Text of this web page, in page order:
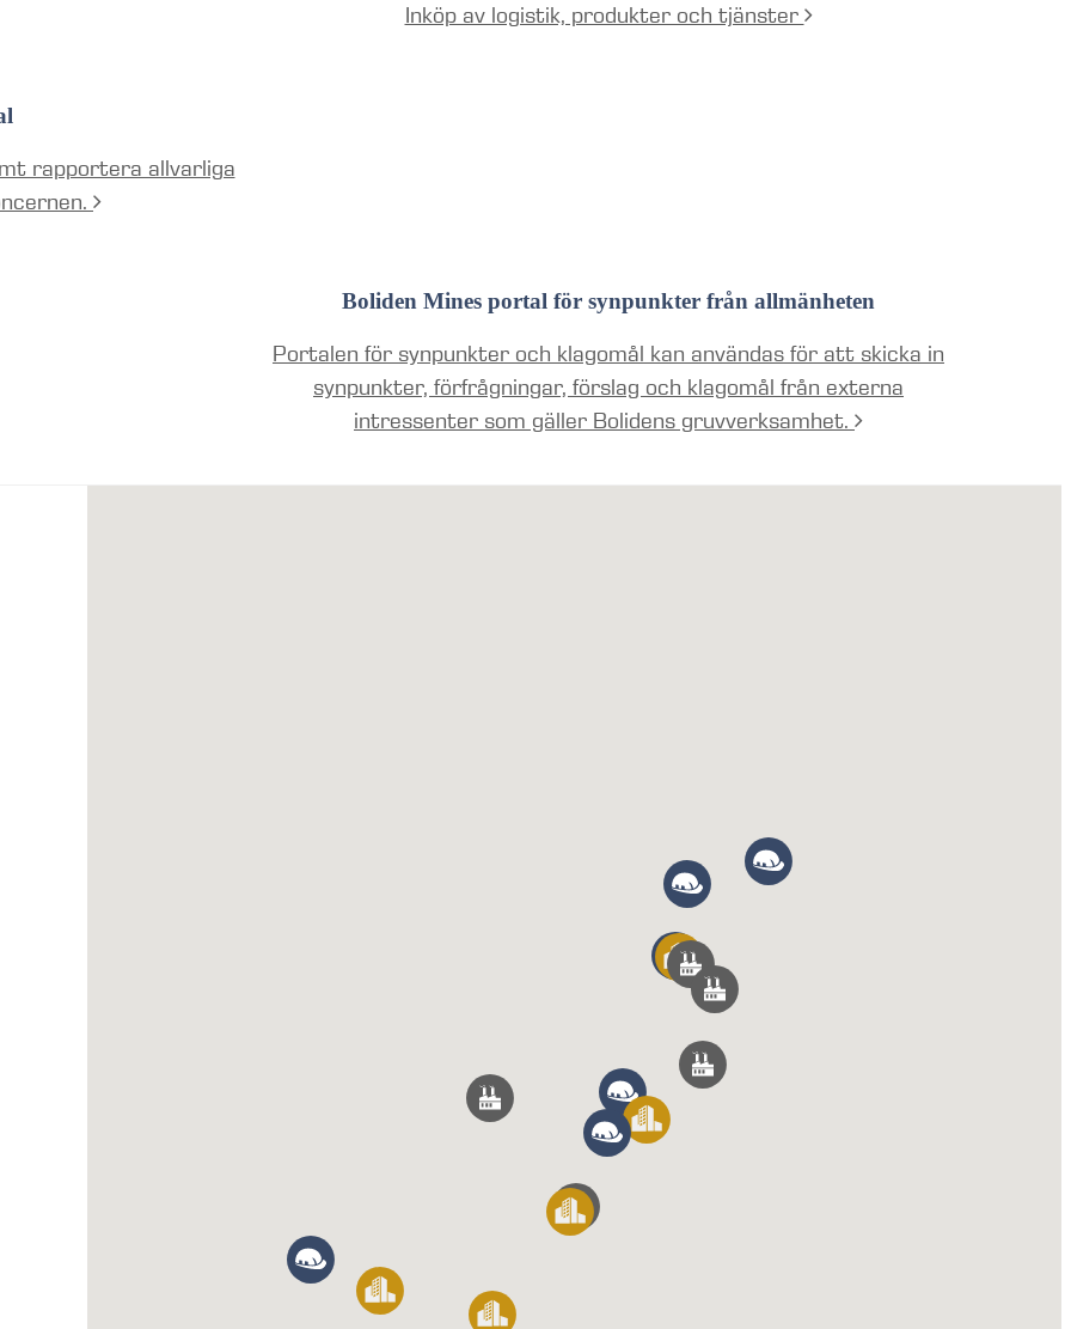
Inköp av logistik, produkter och tjänster
rapportera allvarliga
Boliden Mines portal för synpunkter från allmänheten
Portalen för synpunkter och klagomål kan användas för att skicka in
synpunkter, förfrågningar, förslag och klagomål från externa
intressenter som gäller Bolidens gruvverksamhet.